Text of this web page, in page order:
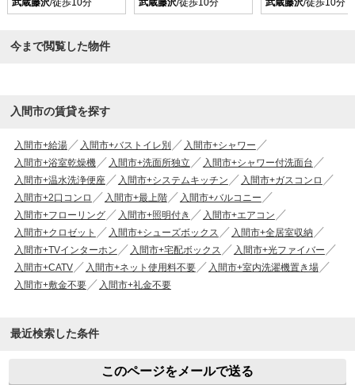
今まで閲覧した物件
入間市の賃貸を探す
入間市+給湯 入間市+バストイレ別
入間市+シャワー
入間市+浴室乾燥機
入間市+洗面所独立
入間市+シャワー付洗面台
入間市+温水洗浄便座
入間市+システムキッチン
入間市+ガスコンロ
入間市+2口コンロ
入間市+最上階
入間市+バルコニー
入間市+フローリング
入間市+照明付き
入間市+エアコン
入間市+クロゼット
入間市+シューズボックス
入間市+全居室収納
入間市+TVインターホン
入間市+宅配ボックス
入間市+光ファイバー
入間市+CATV
入間市+ネット使用料不要
入間市+室内洗濯機置き場
入間市+敷金不要
入間市+礼金不要
最近検索した条件
このページをメールで送る